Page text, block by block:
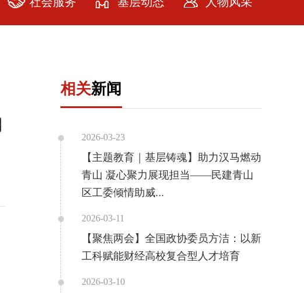
服务社会相关新闻
2026-03-23
【主题教育｜基层铸魂】助力汉马燃动
青山 凝心聚力展现担当——民建青山
区工委倾情助威...
2026-03-11
【聚焦两会】全国政协委员方洁：以新
工科赋能财经高校复合型人才培育
2026-03-10